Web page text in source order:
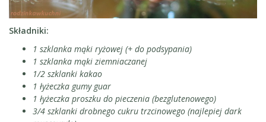
Składniki:
1 szklanka mąki ryżowej (+ do podsypania)
1 szklanka mąki ziemniaczanej
1/2 szklanki kakao
1 łyżeczka gumy guar
1 łyżeczka proszku do pieczenia (bezglutenowego)
3/4 szklanki drobnego cukru trzcinowego (najlepiej dark